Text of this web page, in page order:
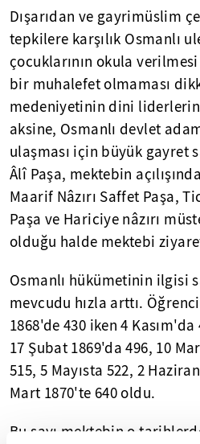
Dışarıdan ve gayrimüslim
tepkilere karşılık Osmanlı
çocuklarının okula
bir muhalefet olmaması
medeniyetinin dini
aksine, Osmanlı devlet
ulaşması için büyük gayret
Âlî Paşa, mektebin
Maarif Nâzırı Saffet Paşa,
Paşa ve Hariciye nâzırı
olduğu halde mektebi
Osmanlı hükümetinin ilgisi
mevcudu hızla arttı. Öğrenci
1868'de 430 iken 4 Kasım'da
17 Şubat 1869'da 496, 10
515, 5 Mayısta 522, 2
Mart 1870'te 640 oldu.
Bu sayı mektebin o